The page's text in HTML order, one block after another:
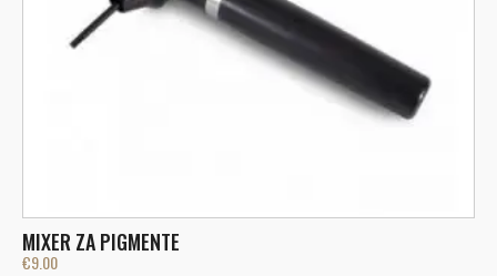
MIXER ZA PIGMENTE
€9.00